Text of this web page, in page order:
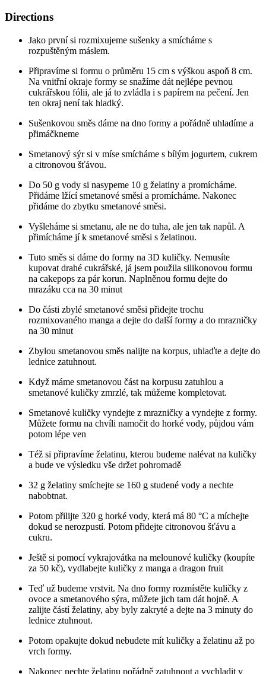
Directions
Jako první si rozmixujeme sušenky a smícháme s
rozpuštěným máslem.
Připravíme si formu o průměru 15 cm s výškou aspoň 8 cm.
Na vnitřní okraje formy se snažíme dát nejlépe pevnou
cukrářskou fólii, ale já to zvládla i s papírem na pečení. Jen
ten okraj není tak hladký.
Sušenkovou směs dáme na dno formy a pořádně uhladíme a
přimáčkneme
Smetanový sýr si v míse smícháme s bílým jogurtem, cukrem
a citronovou šťávou.
Do 50 g vody si nasypeme 10 g želatiny a promícháme.
Přidáme lžící smetanové směsi a promícháme. Nakonec
přidáme do zbytku smetanové směsi.
Vyšleháme si smetanu, ale ne do tuha, ale jen tak napůl. A
přimícháme jí k smetanové směsi s želatinou.
Tuto směs si dáme do formy na 3D kuličky. Nemusíte
kupovat drahé cukrářské, já jsem použila silikonovou formu
na cakepops za pár korun. Naplněnou formu dejte do
mrazáku cca na 30 minut
Do části zbylé smetanové směsi přidejte trochu
rozmixovaného manga a dejte do další formy a do mrazničky
na 30 minut
Zbylou smetanovou směs nalijte na korpus, uhlaďte a dejte do
lednice zatuhnout.
Když máme smetanovou část na korpusu zatuhlou a
smetanové kuličky zmrzlé, tak můžeme kompletovat.
Smetanové kuličky vyndejte z mrazničky a vyndejte z formy.
Můžete formu na chvíli namočit do horké vody, půjdou vám
potom lépe ven
Též si připravíme želatinu, kterou budeme nalévat na kuličky
a bude ve výsledku vše držet pohromadě
32 g želatiny smíchejte se 160 g studené vody a nechte
nabobtnat.
Potom přilijte 320 g horké vody, která má 80 °C a míchejte
dokud se nerozpustí. Potom přidejte citronovou šťávu a
cukru.
Ještě si pomocí vykrajovátka na melounové kuličky (koupíte
za 50 kč), vydlabejte kuličky z manga a dragon fruit
Teď už budeme vrstvit. Na dno formy rozmístěte kuličky z
ovoce a smetanového sýra, můžete jich tam dát hojně. A
zalijte částí želatiny, aby byly zakryté a dejte na 3 minuty do
lednice ztuhnout.
Potom opakujte dokud nebudete mít kuličky a želatinu až po
vrch formy.
Nakonec nechte želatinu pořádně zatuhnout a vychladit v